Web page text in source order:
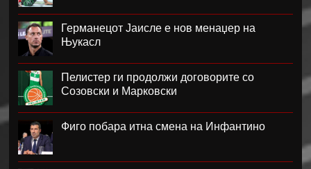
Германецот Јаисле е нов менаџер на
Њукасл
Пелистер ги продолжи договорите со
Созовски и Марковски
Фиго побара итна смена на Инфантино